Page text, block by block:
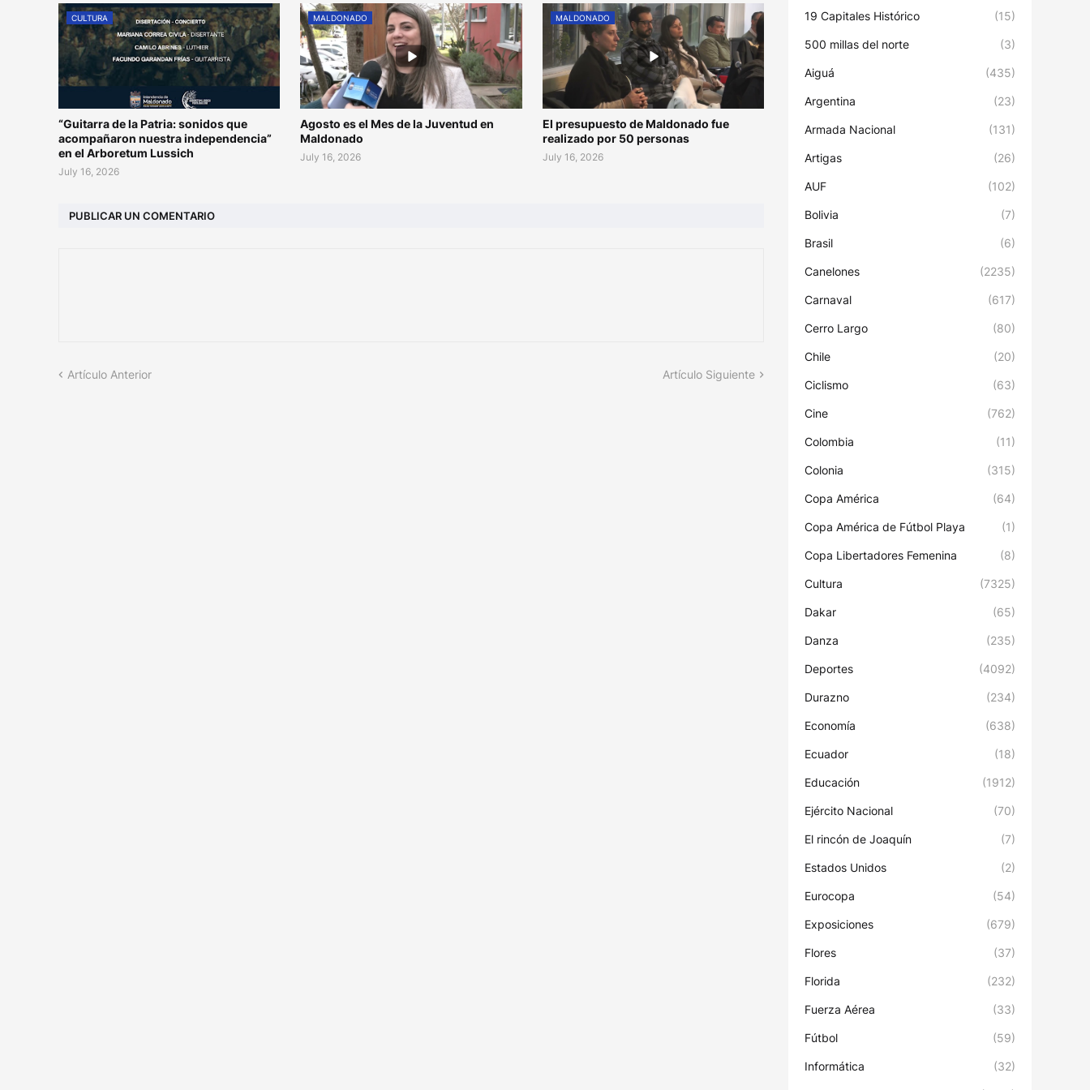
CULTURA
“Guitarra de la Patria: sonidos que
acompañaron nuestra independencia”
en el Arboretum Lussich
July 16, 2026
MALDONADO
Agosto es el Mes de la Juventud en
Maldonado
July 16, 2026
MALDONADO
El presupuesto de Maldonado fue
realizado por 50 personas
July 16, 2026
PUBLICAR UN COMENTARIO
Artículo Anterior Artículo Siguiente
19 Capitales Histórico (15)
500 millas del norte (3)
Aiguá (435)
Argentina (23)
Armada Nacional (131)
Artigas (26)
AUF (102)
Bolivia (7)
Brasil (6)
Canelones (2235)
Carnaval (617)
Cerro Largo (80)
Chile (20)
Ciclismo (63)
Cine (762)
Colombia (11)
Colonia (315)
Copa América (64)
Copa América de Fútbol Playa (1)
Copa Libertadores Femenina (8)
Cultura (7325)
Dakar (65)
Danza (235)
Deportes (4092)
Durazno (234)
Economía (638)
Ecuador (18)
Educación (1912)
Ejército Nacional (70)
El rincón de Joaquín (7)
Estados Unidos (2)
Eurocopa (54)
Exposiciones (679)
Flores (37)
Florida (232)
Fuerza Aérea (33)
Fútbol (59)
Informática (32)